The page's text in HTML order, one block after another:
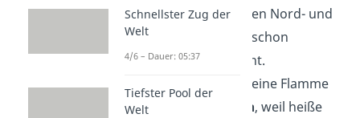
Erdgeschichte haben Nord- und
Südpol ihre Plätze schon
mehrfach getauscht.
🔥 Auf der Erde ist eine Flamme
gelb-orangefarben, weil heiße
Schnellster Zug der
Welt
4/6 – Dauer: 05:37
Tiefster Pool der
Welt